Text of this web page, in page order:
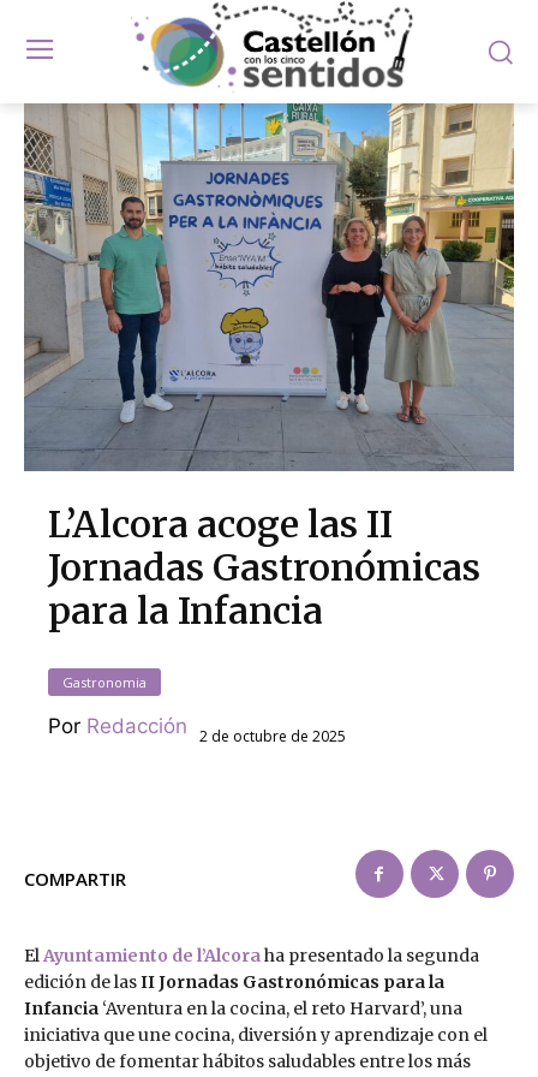
L’Alcora acoge las II
Jornadas Gastronómicas
para la Infancia
Gastronomia
Por Redacción 2 de octubre de 2025
COMPARTIR
ElAyuntamiento de l’Alcoraha presentado la segunda
edición de lasII Jornadas Gastronómicas para la
Infancia ‘Aventura en la cocina, el reto Harvard’, una
iniciativa que une cocina, diversión y aprendizaje con el
objetivo de fomentar hábitos saludables entre los más